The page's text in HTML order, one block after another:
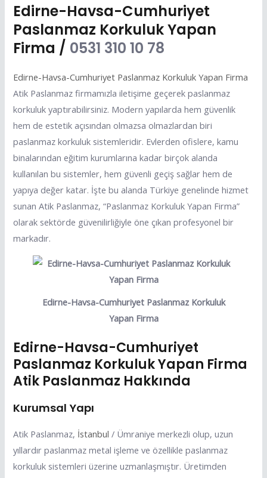
Edirne-Havsa-Cumhuriyet
Paslanmaz Korkuluk Yapan
Firma / 0531 310 10 78
Edirne-Havsa-Cumhuriyet Paslanmaz Korkuluk Yapan Firma
Atik Paslanmaz firmamızla iletişime geçerek paslanmaz
korkuluk yaptırabilirsiniz. Modern yapılarda hem güvenlik
hem de estetik açısından olmazsa olmazlardan biri
paslanmaz korkuluk sistemleridir. Evlerden ofislere, kamu
binalarından eğitim kurumlarına kadar birçok alanda
kullanılan bu sistemler, hem güvenli geçiş sağlar hem de
yapıya değer katar. İşte bu alanda Türkiye genelinde hizmet
sunan Atik Paslanmaz, “Paslanmaz Korkuluk Yapan Firma”
olarak sektörde güvenilirliğiyle öne çıkan profesyonel bir
markadır.
Edirne-Havsa-Cumhuriyet Paslanmaz Korkuluk
Yapan Firma
Edirne-Havsa-Cumhuriyet
Paslanmaz Korkuluk Yapan Firma
Atik Paslanmaz Hakkında
Kurumsal Yapı
Atik Paslanmaz, İstanbul / Ümraniye merkezli olup, uzun
yıllardır paslanmaz metal işleme ve özellikle paslanmaz
korkuluk sistemleri üzerine uzmanlaşmıştır. Üretimden